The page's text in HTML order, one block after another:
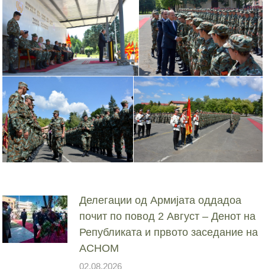
Делегации од Армијата оддадоа
почит по повод 2 Август – Денот на
Републиката и првото заседание на
АСНОМ
02.08.2026